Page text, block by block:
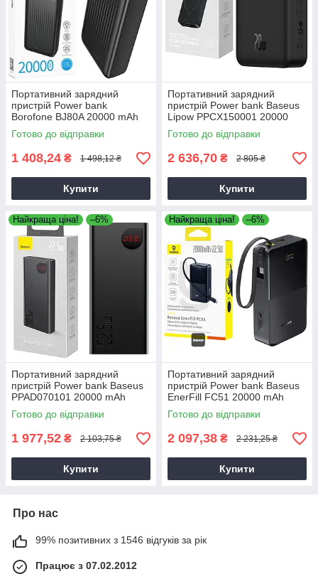
Портативний зарядний
пристрій Power bank
Borofone BJ80A 20000 mAh
(PD20W+22,5W/QC3.0)
чорний, повербанк для
смартфону
Готово до відправки
1 408,24 ₴ 1 498,12 ₴
Купити
Портативний зарядний
пристрій Power bank Baseus
Lipow PPCX150001 20000
mAh (20 W) Magnetic чорний,
акумулятор для гаджетів
Готово до відправки
2 636,70 ₴ 2 805 ₴
Купити
Найкраща ціна! –6%
Портативний зарядний
пристрій Power bank Baseus
PPAD070101 20000 mAh
(22,5W/QC3.0) чорний,
компактний повербанк для
телефону
Готово до відправки
1 977,52 ₴ 2 103,75 ₴
Купити
Найкраща ціна! –6%
Портативний зарядний
пристрій Power bank Baseus
EnerFill FC51 20000 mAh
(22,5W/+Type-C) чорний,
акумулятор для гаджетів
Готово до відправки
2 097,38 ₴ 2 231,25 ₴
Купити
Про нас
99% позитивних з 1546 відгуків за рік
Працює з 07.02.2012